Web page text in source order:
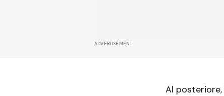
ADVERTISEMENT
Al posteriore,